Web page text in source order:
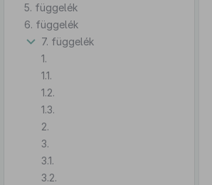
5. függelék
6. függelék
7. függelék
1.
1.1.
1.2.
1.3.
2.
3.
3.1.
3.2.